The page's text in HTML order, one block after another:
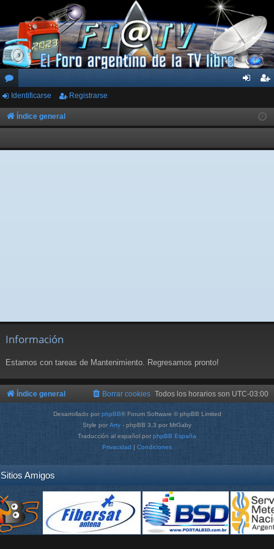
or
os
ar
ist
rs
Identificarse Registrarse
Índice general
Información
Estamos con tareas de Mantenimiento. Regresamos pronto!
Índice general Todos los horarios son UTC-03:00
Borrar cookies
Desarrollado por phpBB® Forum Software © phpBB Limited
Style por Arty - phpBB 3.3 por MrGaby
Traducción al español por phpBB España
Privacidad | Condiciones
Sitios Amigos